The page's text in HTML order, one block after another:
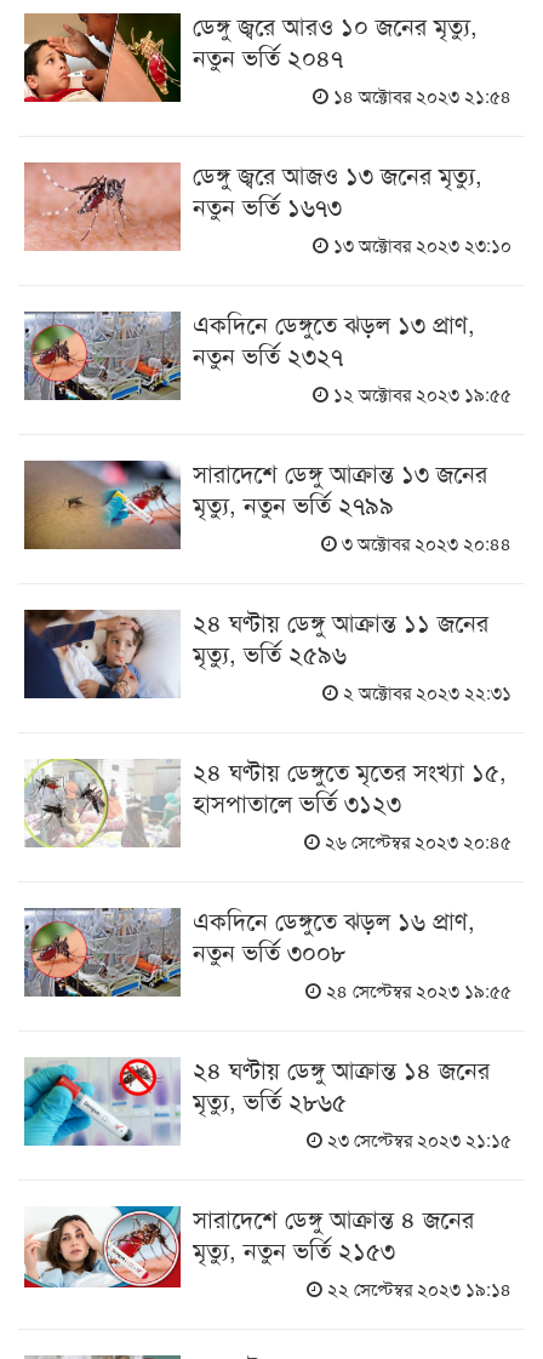
ডেঙ্গু জ্বরে আরও ১০ জনের মৃত্যু,
নতুন ভর্তি ২০৪৭
১৪ অক্টোবর ২০২৩ ২১:৫৪
ডেঙ্গু জ্বরে আজও ১৩ জনের মৃত্যু,
নতুন ভর্তি ১৬৭৩
১৩ অক্টোবর ২০২৩ ২৩:১০
একদিনে ডেঙ্গুতে ঝড়ল ১৩ প্রাণ,
নতুন ভর্তি ২৩২৭
১২ অক্টোবর ২০২৩ ১৯:৫৫
সারাদেশে ডেঙ্গু আক্রান্ত ১৩ জনের
মৃত্যু, নতুন ভর্তি ২৭৯৯
৩ অক্টোবর ২০২৩ ২০:৪৪
২৪ ঘণ্টায় ডেঙ্গু আক্রান্ত ১১ জনের
মৃত্যু, ভর্তি ২৫৯৬
২ অক্টোবর ২০২৩ ২২:৩১
২৪ ঘণ্টায় ডেঙ্গুতে মৃতের সংখ্যা ১৫,
হাসপাতালে ভর্তি ৩১২৩
২৬ সেপ্টেম্বর ২০২৩ ২০:৪৫
একদিনে ডেঙ্গুতে ঝড়ল ১৬ প্রাণ,
নতুন ভর্তি ৩০০৮
২৪ সেপ্টেম্বর ২০২৩ ১৯:৫৫
২৪ ঘণ্টায় ডেঙ্গু আক্রান্ত ১৪ জনের
মৃত্যু, ভর্তি ২৮৬৫
২৩ সেপ্টেম্বর ২০২৩ ২১:১৫
সারাদেশে ডেঙ্গু আক্রান্ত ৪ জনের
মৃত্যু, নতুন ভর্তি ২১৫৩
২২ সেপ্টেম্বর ২০২৩ ১৯:১৪